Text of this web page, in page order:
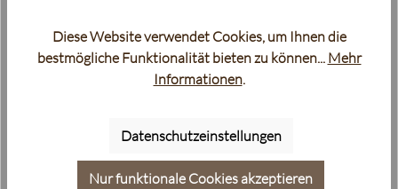
Diese Website verwendet Cookies, um Ihnen die
bestmögliche Funktionalität bieten zu können... Mehr
Informationen.
Datenschutzeinstellungen
Nur funktionale Cookies akzeptieren